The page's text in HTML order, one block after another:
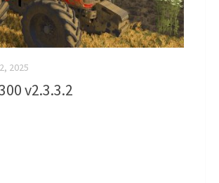
2025
v2.3.3.2